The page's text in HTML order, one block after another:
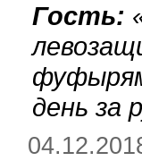
Гость:
день за